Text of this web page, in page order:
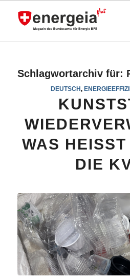
Schlagwortarchiv für:
DEUTSCH,
WAS
DIE